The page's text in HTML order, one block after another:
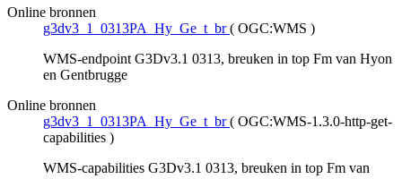
Online bronnen
g3dv3_1_0313PA_Hy_Ge_t_br ( OGC:WMS )
WMS-endpoint G3Dv3.1 0313, breuken in top Fm van Hyon
en Gentbrugge
Online bronnen
g3dv3_1_0313PA_Hy_Ge_t_br ( OGC:WMS-1.3.0-http-get-
capabilities )
WMS-capabilities G3Dv3.1 0313, breuken in top Fm van